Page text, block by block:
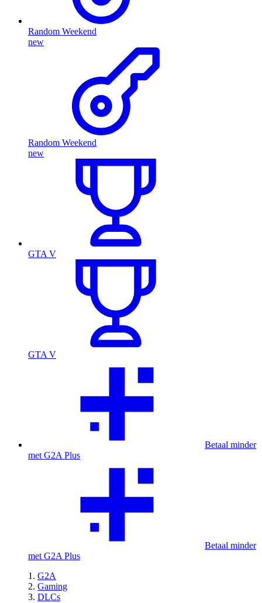
Random Weekend
new
Random Weekend
new
GTA V
GTA V
Betaal minder
met G2A Plus
Betaal minder
met G2A Plus
G2A
Gaming
DLCs